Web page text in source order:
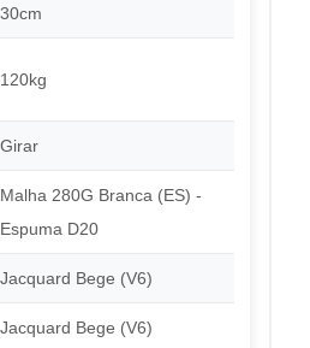
30cm
120kg
Girar
Malha 280G Branca (ES) -
Espuma D20
Jacquard Bege (V6)
Jacquard Bege (V6)